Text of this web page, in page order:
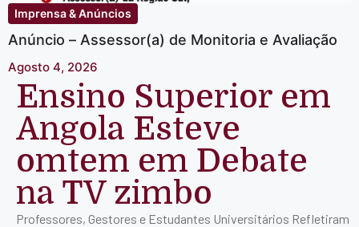
Imprensa & Anúncios
Anúncio – Assessor(a) de Monitoria e Avaliação
Agosto 4, 2026
Ensino Superior em
Angola Esteve
omtem em Debate
na TV zimbo
Professores, Gestores e Estudantes Universitários Refletiram